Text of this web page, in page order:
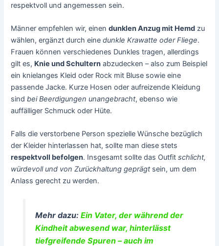
respektvoll und angemessen sein.
Männer empfehlen wir, einendunklen Anzug mit Hemd zu
wählen, ergänzt durch einedunkle Krawatte oder Fliege.
Frauen können verschiedenes Dunkles tragen, allerdings
gilt es, Knie und Schultern abzudecken – also zum Beispiel
ein knielanges Kleid oder Rock mit Bluse sowie eine
passende Jacke. Kurze Hosen oder aufreizende Kleidung
sindbei Beerdigungen unangebracht, ebenso wie
auffälliger Schmuck oder Hüte.
Falls die verstorbene Person spezielle Wünsche bezüglich
der Kleider hinterlassen hat, sollte man diese stets
respektvoll befolgen. Insgesamt sollte das Outfitschlicht,
würdevoll und von Zurückhaltung geprägtsein, um dem
Anlass gerecht zu werden.
Mehr dazu: Ein Vater, der während der
Kindheit abwesend war, hinterlässt
tiefgreifende Spuren – auch im